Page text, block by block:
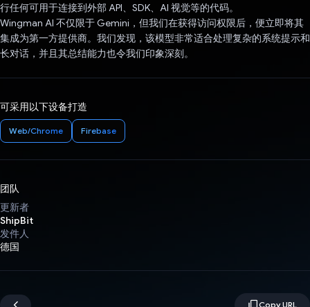
行任何可用于连接到外部 API、SDK、AI 视觉等的代码。
Wingman AI 不仅限于 Gemini，但我们在获得访问权限后，便立即将其
集成为第一方提供商。我们发现，该模型非常适合处理复杂的系统提示和
长对话，并且其总结能力也令我们印象深刻。
可采用以下设备打造
Web/Chrome Firebase
团队
更新者
ShipBit
发件人
德国